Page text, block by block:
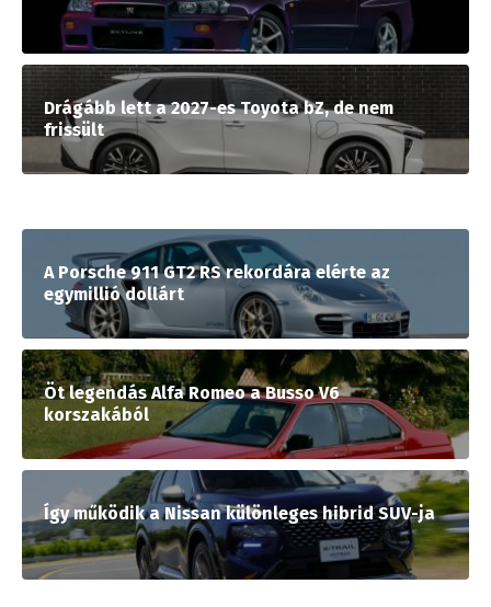
Drágább lett a 2027-es Toyota bZ, de nem
frissült
A Porsche 911 GT2 RS rekordára elérte az
egymillió dollárt
Öt legendás Alfa Romeo a Busso V6
korszakából
Így működik a Nissan különleges hibrid SUV-ja